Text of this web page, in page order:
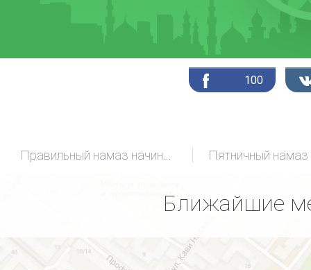
100
Правильный намаз начинающих Пятничный намаз
Ближайшие